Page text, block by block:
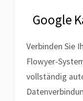
Google
Verbinden Sie
Flowyer-
vollständig